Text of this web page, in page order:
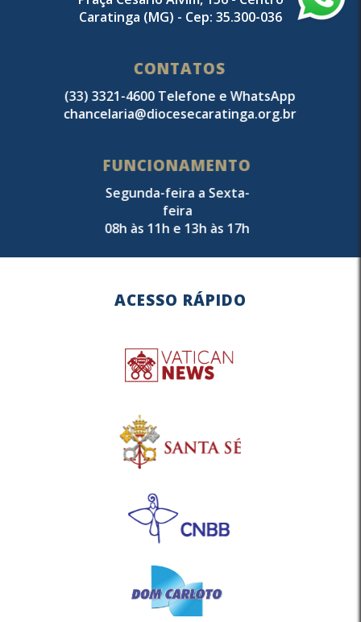
Caratinga (MG) - Cep: 35.300-036
CONTATOS
(33) 3321-4600 Telefone e WhatsApp
chancelaria@diocesecaratinga.org.br
FUNCIONAMENTO
Segunda-feira a Sexta-
feira
08h às 11h e 13h às 17h
ACESSO RÁPIDO